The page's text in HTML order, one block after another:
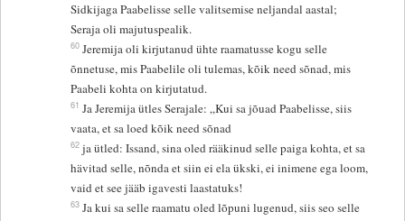
Sidkijaga Paabelisse selle valitsemise neljandal aastal;
Seraja oli majutuspealik.
60 Jeremija oli kirjutanud ühte raamatusse kogu selle
õnnetuse, mis Paabelile oli tulemas, kõik need sõnad, mis
Paabeli kohta on kirjutatud.
61 Ja Jeremija ütles Serajale: „Kui sa jõuad Paabelisse, siis
vaata, et sa loed kõik need sõnad
62 ja ütled: Issand, sina oled rääkinud selle paiga kohta, et sa
hävitad selle, nõnda et siin ei ela ükski, ei inimene ega loom,
vaid et see jääb igavesti laastatuks!
63 Ja kui sa selle raamatu oled lõpuni lugenud, siis seo selle